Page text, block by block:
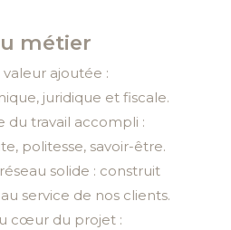
métier
ajoutée :
juridique et fiscale.
du travail accompli :
politesse, savoir-être.
solide : construit
service de nos clients.
cœur du projet :